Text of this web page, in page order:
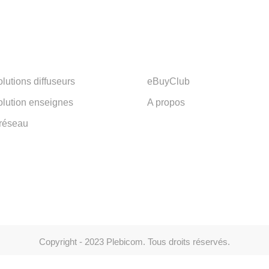
diffuseurs
enseignes
eBuyClub
A propos
Copyright - 2023 Plebicom. Tous droits réservés.